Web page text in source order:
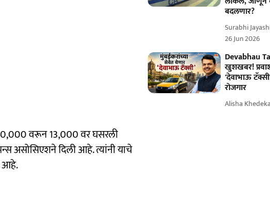
20,000 वरून 13,000 वर घसरली
असोसिएशने दिली आहे. त्यांनी याचे
आहे.
बदलणार?
Surabhi
26 Jun 2026
Devabhau
खुशखबर!
'देवाभाऊ
रोजगार
Alisha